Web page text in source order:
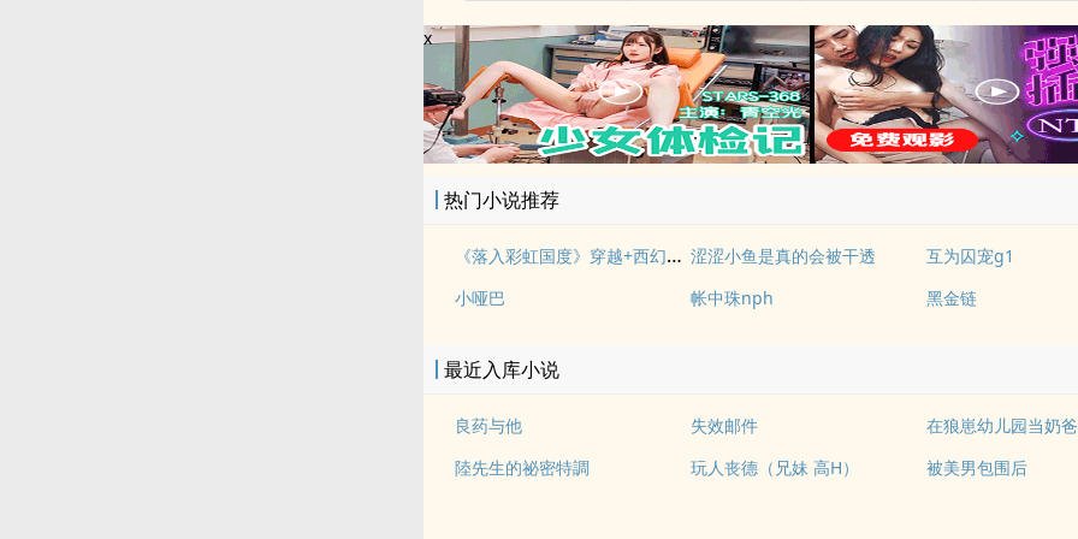
x
热门小说推荐
《落入彩虹国度》穿越+西幻+言情 涩涩小鱼是真的会被干透
互为囚宠g1
小哑巴
帐中珠nph 黑金链
最近入库小说
良药与他 失效邮件
在狼崽幼儿园当奶
陸先生的祕密特調
玩人丧德（兄妹 高H） 被美男包围后